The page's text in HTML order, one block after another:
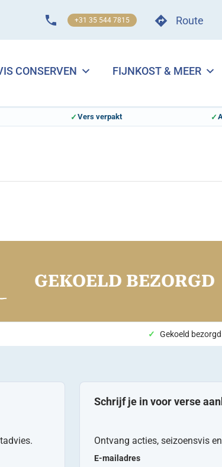
+31 35 544 7815 Route
CONSERVEN FIJNKOST & MEER
Vers verpakt
GEKOELD BEZORGD
Gekoeld bezorgd
Schrijf je in voor verse
Ontvang acties, seizoensvis
E-mailadres